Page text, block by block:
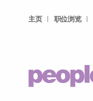
主页 职位浏览